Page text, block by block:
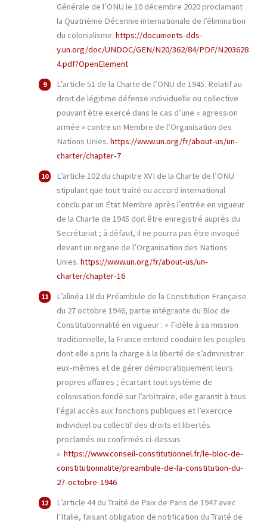
Générale de l’ONU le 10 décembre 2020 proclamant
la Quatrième Décennie internationale de l’élimination
du colonialisme. https://documents-dds-
y.un.org/doc/UNDOC/GEN/N20/362/84/PDF/N203628
4.pdf?OpenElement
L’article 51 de la Charte de l’ONU de 1945. Relatif au
droit de légitime défense individuelle ou collective
pouvant être exercé dans le cas d’une « agression
armée » contre un Membre de l’Organisation des
Nations Unies. https://www.un.org/fr/about-us/un-
charter/chapter-7
L’article 102 du chapitre XVI de la Charte de l’ONU
stipulant que tout traité ou accord international
conclu par un État Membre après l’entrée en vigueur
de la Charte de 1945 doit être enregistré auprès du
Secrétariat ; à défaut, il ne pourra pas être invoqué
devant un organe de l’Organisation des Nations
Unies. https://www.un.org/fr/about-us/un-
charter/chapter-16
L’alinéa 18 du Préambule de la Constitution Française
du 27 octobre 1946, partie intégrante du Bloc de
Constitutionnalité en vigueur : « Fidèle à sa mission
traditionnelle, la France entend conduire les peuples
dont elle a pris la charge à la liberté de s’administrer
eux-mêmes et de gérer démocratiquement leurs
propres affaires ; écartant tout système de
colonisation fondé sur l’arbitraire, elle garantit à tous
l’égal accès aux fonctions publiques et l’exercice
individuel ou collectif des droits et libertés
proclamés ou confirmés ci-dessus
». https://www.conseil-constitutionnel.fr/le-bloc-de-
constitutionnalite/preambule-de-la-constitution-du-
27-octobre-1946
L’article 44 du Traité de Paix de Paris de 1947 avec
l’Italie, faisant obligation de notification du Traité de